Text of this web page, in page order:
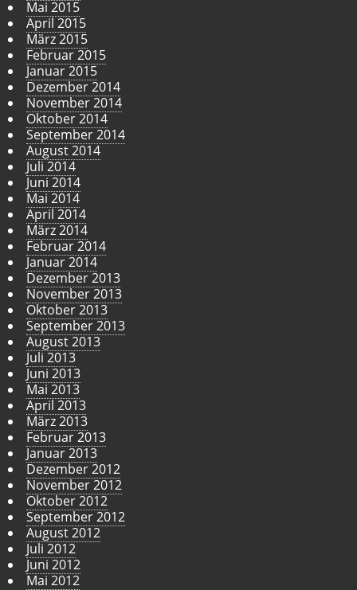
Mai 2015
April 2015
März 2015
Februar 2015
Januar 2015
Dezember 2014
November 2014
Oktober 2014
September 2014
August 2014
Juli 2014
Juni 2014
Mai 2014
April 2014
März 2014
Februar 2014
Januar 2014
Dezember 2013
November 2013
Oktober 2013
September 2013
August 2013
Juli 2013
Juni 2013
Mai 2013
April 2013
März 2013
Februar 2013
Januar 2013
Dezember 2012
November 2012
Oktober 2012
September 2012
August 2012
Juli 2012
Juni 2012
Mai 2012